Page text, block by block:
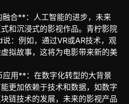
合**：人工智能的进步，未来
和沉浸式的影视作品。青柠影院
：例如，通过VR或AR技术，观
拟故事，这将为电影带来新的美
用**：在数字化转型的大背景
更加依赖于技术和数据，如数字
链技术的发展，未来的影视产品